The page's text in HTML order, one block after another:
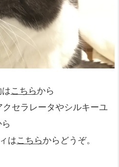
こちらから
クセラレータやシルキーユ
はこちらからどうぞ。